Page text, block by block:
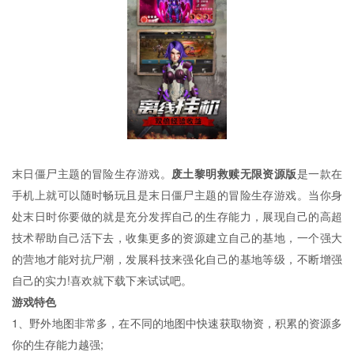
末日僵尸主题的冒险生存游戏。 废土黎明救赎无限资源版是一款在
手机上就可以随时畅玩且是末日僵尸主题的冒险生存游戏。当你身
处末日时你要做的就是充分发挥自己的生存能力，展现自己的高超
技术帮助自己活下去，收集更多的资源建立自己的基地，一个强大
的营地才能对抗尸潮，发展科技来强化自己的基地等级，不断增强
自己的实力!喜欢就下载下来试试吧。
游戏特色
1、野外地图非常多，在不同的地图中快速获取物资，积累的资源多
你的生存能力越强;